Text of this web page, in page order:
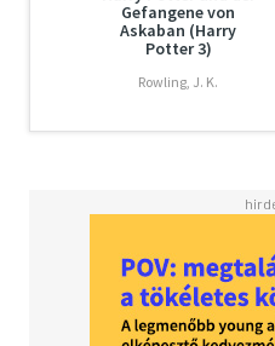
Gefangene von
Askaban (Harry
Potter 3)
Rowling, J. K.